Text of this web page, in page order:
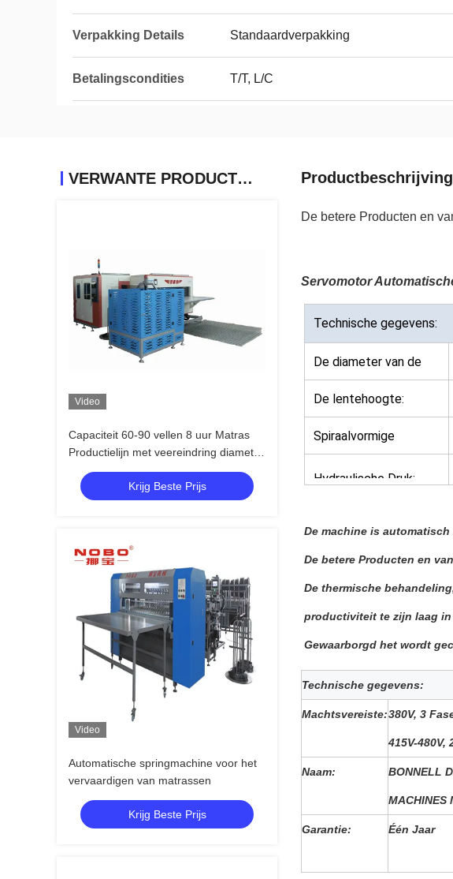
Verpakking Details Standaardverpakking
Betalingscondities T/T, L/C
VERWANTE PRODUCTEN
Video
Capaciteit 60-90 vellen 8 uur Matras
Productielijn met veereindring diameter
65mm-90mm Montage draaddiameter
1.3-1.6mm voor Matrasmontage
Krijg Beste Prijs
Video
Automatische springmachine voor het
vervaardigen van matrassen
Krijg Beste Prijs
Productbeschrijving
De betere Producten en
Servomotor
Technische gegevens:
De diameter van de
roldraad:
De lentehoogte:
Spiraalvormige
Hydraulische Druk:
De machine is
De betere Producten en
De thermische
productiviteit te zijn laag in
Gewaarborgd het wordt
Technische gegevens:
Machtsvereiste:380V, 3
415V-480V,
Naam: BONNELL
MACHINES
Garantie: Één Jaar